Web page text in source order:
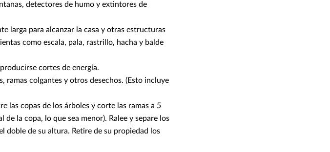
detectores de humo y extintores de
larga para alcanzar la casa y otras estructuras
como escala, pala, rastrillo, hacha y balde
cortes de energía.
ramas colgantes y otros desechos. (Esto incluye
las copas de los árboles y corte las ramas a 5
la copa, lo que sea menor). Ralee y separe los
doble de su altura. Retire de su propiedad los